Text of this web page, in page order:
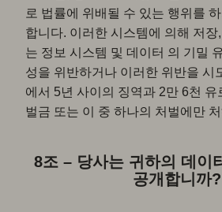
로 법률에 위배될 수 있는 행위를
합니다. 이러한 시스템에 의해 저장
는 정보 시스템 및 데이터 의 기밀
성을 위반하거나 이러한 위반을 시
에서 5년 사이의 징역과 2만 6천 유
벌금 또는 이 중 하나의 처벌에만
8조 – 당사는 귀하의 데이
공개합니까?